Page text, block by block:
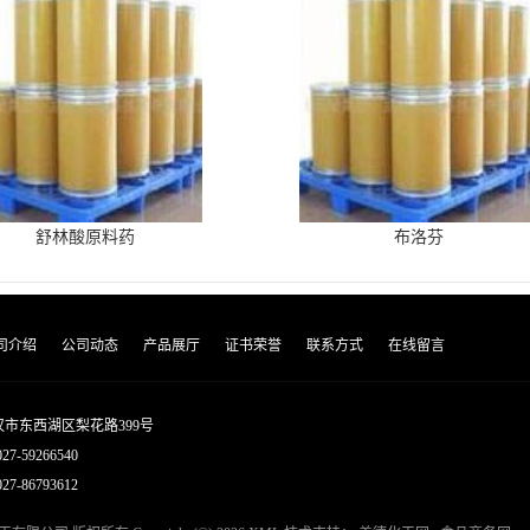
舒林酸原料药 布洛芬
介绍 公司动态 产品展厅 证书荣誉 联系方式 在线留言
市东西湖区梨花路399号
59266540
86793612